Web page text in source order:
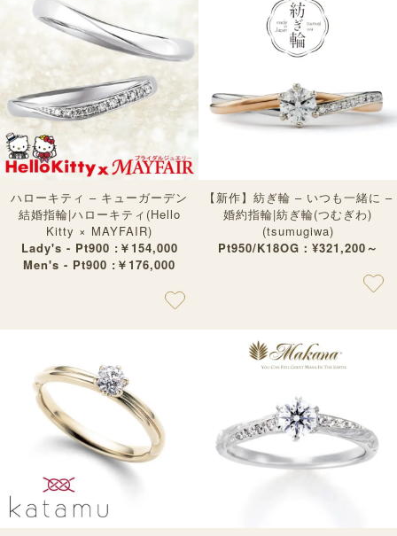
ハローキティ – キューガーデン
結婚指輪|ハローキティ(Hello
Kitty × MAYFAIR)
Lady's - Pt900 :￥154,000
Men's - Pt900 :￥176,000
【新作】紡ぎ輪 – いつも一緒に –
婚約指輪|紡ぎ輪(つむぎわ)
(tsumugiwa)
Pt950/K18OG：¥321,200～